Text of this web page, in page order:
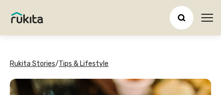
Rukita Stories/Tips & Lifestyle